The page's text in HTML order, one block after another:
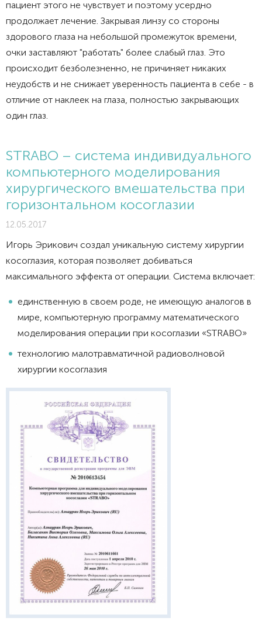
пациент этого не чувствует и поэтому усердно
продолжает лечение. Закрывая линзу со стороны
здорового глаза на небольшой промежуток времени,
очки заставляют "работать" более слабый глаз. Это
происходит безболезненно, не причиняет никаких
неудобств и не снижает уверенность пациента в себе - в
отличие от наклеек на глаза, полностью закрывающих
один глаз.
STRABO – система индивидуального
компьютерного моделирования
хирургического вмешательства при
горизонтальном косоглазии
12.05.2017
Игорь Эрикович создал уникальную систему хирургии
косоглазия, которая позволяет добиваться
максимального эффекта от операции. Система включает:
единственную в своем роде, не имеющую аналогов в
мире, компьютерную программу математического
моделирования операции при косоглазии «STRABO»
технологию малотравматичной радиоволновой
хирургии косоглазия